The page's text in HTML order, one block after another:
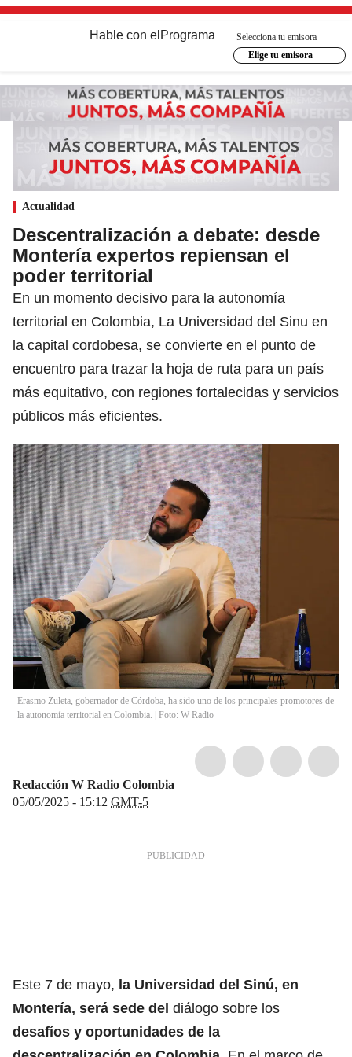
Hable con el Programa
Selecciona tu emisora
Elige tu emisora
Actualidad
Descentralización a debate: desde
Montería expertos repiensan el
poder territorial
En un momento decisivo para la autonomía
territorial en Colombia, La Universidad del Sinu en
la capital cordobesa, se convierte en el punto de
encuentro para trazar la hoja de ruta para un país
más equitativo, con regiones fortalecidas y servicios
públicos más eficientes.
Erasmo Zuleta, gobernador de Córdoba, ha sido uno de los principales promotores de
la autonomía territorial en Colombia. | Foto: W Radio
Redacción W Radio Colombia
05/05/2025 - 15:12 GMT-5
Este 7 de mayo, la Universidad del Sinú, en
Montería, será sede del diálogo sobre los
desafíos y oportunidades de la